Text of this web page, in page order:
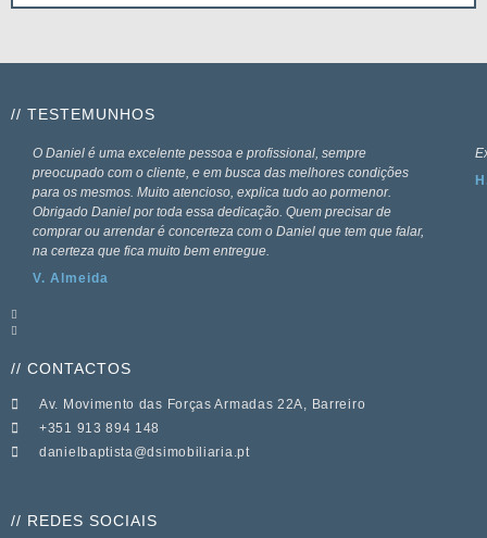
// TESTEMUNHOS
O Daniel é uma excelente pessoa e profissional, sempre
preocupado com o cliente, e em busca das melhores condições
para os mesmos. Muito atencioso, explica tudo ao pormenor.
Obrigado Daniel por toda essa dedicação. Quem precisar de
comprar ou arrendar é concerteza com o Daniel que tem que falar,
na certeza que fica muito bem entregue.
V. Almeida
// CONTACTOS
Av. Movimento das Forças Armadas 22A, Barreiro
+351 913 894 148
danielbaptista@dsimobiliaria.pt
// REDES SOCIAIS